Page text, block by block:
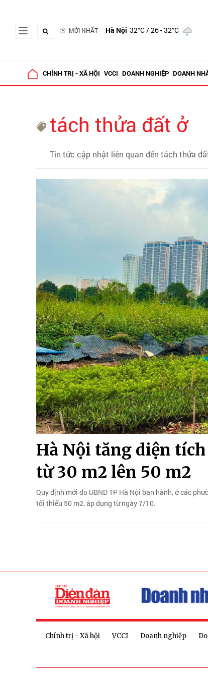
MỚI NHẤT Hà Nội 32°C/ 26 - 32°C
CHÍNH TRỊ - XÃ HỘI VCCI DOANH NGHIỆP DOANH
tách thửa đất ở
Tin tức cập nhật liên quan đến tách thửa
Hà Nội tăng diện
từ 30 m2 lên 50 m2
Quy định mới do UBND TP Hà Nội ban hành, ở các
tối thiểu 50 m2, áp dụng từ ngày 7/10.
Chính trị - Xã hội VCCI Doanh nghiệp